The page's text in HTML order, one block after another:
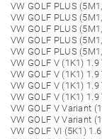
VW GOLF PLUS
VW GOLF PLUS
VW GOLF PLUS
VW GOLF PLUS
VW GOLF PLUS
VW GOLF V (1K1)
VW GOLF V (1K1)
VW GOLF V (1K1)
VW GOLF V (1K1)
VW GOLF V Variant
VW GOLF V Variant
VW GOLF VI (5K1)